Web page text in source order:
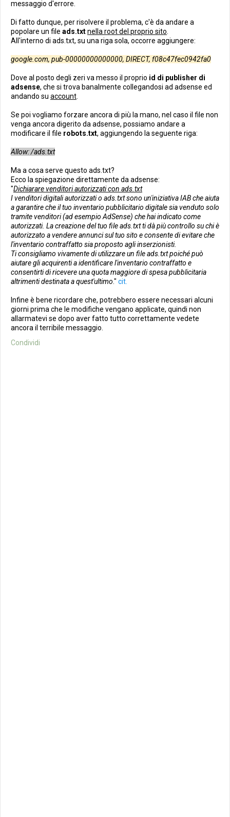
messaggio d'errore.
Di fatto dunque, per risolvere il problema, c'è da andare a
popolare un file ads.txtnella root del proprio sito
All'interno di ads.txt, su una riga sola, occorre aggiungere:
google.com, pub-00000000000000, DIRECT, f08c47fec0942fa0
Dove al posto degli zeri va messo il proprio id di publisher di
adsense, che si trova banalmente collegandosi ad adsense ed
andando su account
Se poi vogliamo forzare ancora di più la mano, nel caso il file non
venga ancora digerito da adsense, possiamo andare a
modificare il file robots.txt, aggiungendo la seguente riga:
Allow: /ads.txt
Ma a cosa serve questo ads.txt?
Ecco la spiegazione direttamente da adsense:
"Dichiarare venditori autorizzati con ads.txt
I venditori digitali autorizzati o ads.txt sono un'iniziativa IAB che aiuta
a garantire che il tuo inventario pubblicitario digitale sia venduto solo
tramite venditori (ad esempio AdSense) che hai indicato come
autorizzati. La creazione del tuo file ads.txt ti dà più controllo su chi è
autorizzato a vendere annunci sul tuo sito e consente di evitare che
l'inventario contraffatto sia proposto agli inserzionisti.
Ti consigliamo vivamente di utilizzare un file ads.txt poiché può
aiutare gli acquirenti a identificare l'inventario contraffatto e
consentirti di ricevere una quota maggiore di spesa pubblicitaria
altrimenti destinata a quest'ultimo." cit.
Infine è bene ricordare che, potrebbero essere necessari alcuni
giorni prima che le modifiche vengano applicate, quindi non
allarmatevi se dopo aver fatto tutto correttamente vedete
ancora il terribile messaggio.
Condividi